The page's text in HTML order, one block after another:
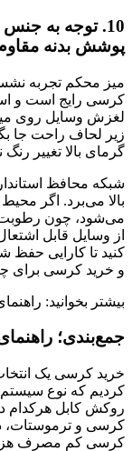
10. توجه به
پوشش بدنه
میز محکم تجربه
کرسی رایج است و
لغزش وسایل روی میز
زیر لحاف راحت جا
گرمای بالا تغییر
شبکه محافظ
بالا می‌برد. اگر
می‌شود، چون رطوبت
از وسایل قابل
کنید تا کارایی حفظ
و خرید کرسی برای
بیشتر بخوانید:
جمع‌بندی؛
خرید کرسی یک
کردیم که نوع
روکش کابل هرکدام در
کرسی و ترموستات،
کرسی کم مصرف